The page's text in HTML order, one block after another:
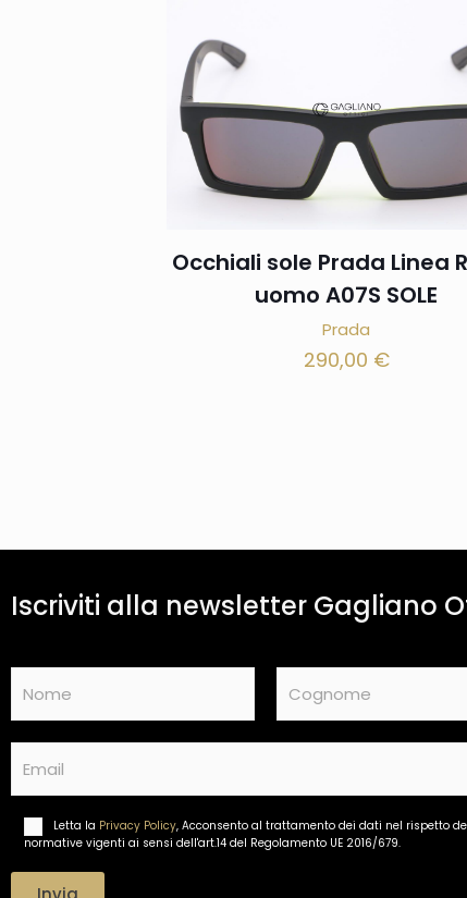
Occhiali sole Prada Linea
uomo A07S SOLE
Prada
290,00 €
Iscriviti alla newsletter Gagliano
m
e
a
a
Letta la Privacy Policy, Acconsento al trattamento dei dati nel rispetto
normative vigenti ai sensi dell'art.14 del Regolamento UE 2016/679.